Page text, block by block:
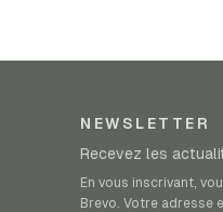
NEWSLETTER
Recevez les
En vous inscrivant,
Brevo. Votre adresse